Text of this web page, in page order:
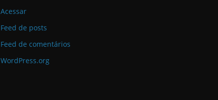
Acessar
Feed de posts
Feed de comentários
WordPress.org